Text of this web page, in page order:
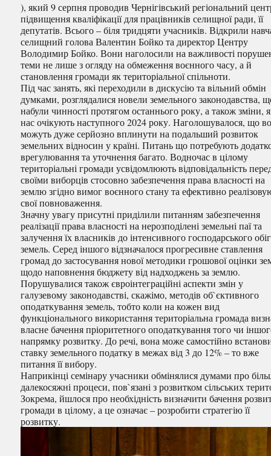
), який 9 серпня проводив Чернігівський регіональний
підвищення кваліфікації для працівників селищної ради, її
депутатів. Всього – біля тридцяти учасників. Відкрили
селищний голова Валентин Бойко та директор Центру
Володимир Бойко. Вони наголосили на важливості
теми не лише з огляду на обмеження воєнного часу, а й
становлення громади як територіальної спільноти.
Під час занять, які переходили в дискусію та вільний обмін
думками, розглядалися новели земельного законодавства,
набули чинності протягом останнього року, а також зміни,
нас очікують наступного 2024 року. Наголошувалося, що
можуть дуже серйозно вплинути на подальший розвиток
земельних відносин у країні. Питань що потребують
врегулювання та уточнення багато. Водночас в цілому
територіальні громади усвідомлюють відповідальність
своїми виборців стосовно забезпечення права власності на
землю згідно вимог воєнного стану та ефективно
свої повноваження.
Значну увагу присутні приділили питанням забезпечення
реалізації права власності на нерозподілені земельні паї та
залучення їх власників до інтенсивного господарського
земель. Серед іншого відзначалося прогресивне ставлення
громад до застосування нової методики грошової оцінки
щодо наповнення бюджету від надходжень за землю.
Порушувалися також євроінтеграційні аспекти змін у
галузевому законодавстві, скажімо, методів об`єктивного
оподаткування земель, тобто коли на кожен вид
функціонального використання територіальна громада
власне бачення пріоритетного оподаткування того чи
напрямку розвитку. До речі, вона може самостійно
ставку земельного податку в межах від 3 до 12% – то вже
питання її вибору.
Наприкінці семінару учасники обмінялися думами про
далекосяжні процеси, пов`язані з розвитком сільських
Зокрема, йшлося про необхідність визначити бачення
громади в цілому, а це означає – розробити стратегію її
розвитку.